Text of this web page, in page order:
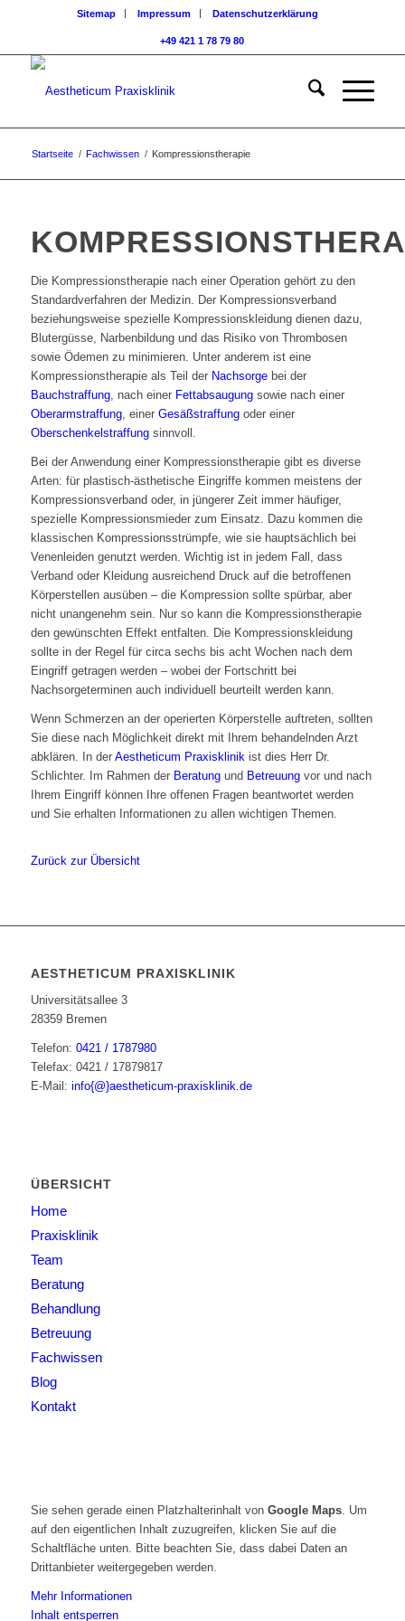
Sitemap Impressum Datenschutzerklärung
+49 421 1 78 79 80
Startseite / Fachwissen / Kompressionstherapie
Die Kompressionstherapie nach einer Operation gehört zu den
Standardverfahren der Medizin. Der Kompressionsverband
beziehungsweise spezielle Kompressionskleidung dienen dazu,
Blutergüsse, Narbenbildung und das Risiko von Thrombosen
sowie Ödemen zu minimieren. Unter anderem ist eine
Kompressionstherapie als Teil der Nachsorgebei der
Bauchstraffung, nach einer Fettabsaugungsowie nach einer
Oberarmstraffung, einer Gesäßstraffungoder einer
Oberschenkelstraffungsinnvoll.
Bei der Anwendung einer Kompressionstherapie gibt es diverse
Arten: für plastisch-ästhetische Eingriffe kommen meistens der
Kompressionsverband oder, in jüngerer Zeit immer häufiger,
spezielle Kompressionsmieder zum Einsatz. Dazu kommen die
klassischen Kompressionsstrümpfe, wie sie hauptsächlich bei
Venenleiden genutzt werden. Wichtig ist in jedem Fall, dass
Verband oder Kleidung ausreichend Druck auf die betroffenen
Körperstellen ausüben – die Kompression sollte spürbar, aber
nicht unangenehm sein. Nur so kann die Kompressionstherapie
den gewünschten Effekt entfalten. Die Kompressionskleidung
sollte in der Regel für circa sechs bis acht Wochen nach dem
Eingriff getragen werden – wobei der Fortschritt bei
Nachsorgeterminen auch individuell beurteilt werden kann.
Wenn Schmerzen an der operierten Körperstelle auftreten, sollten
Sie diese nach Möglichkeit direkt mit Ihrem behandelnden Arzt
abklären. In der Aestheticum Praxisklinikist dies Herr Dr.
Schlichter. Im Rahmen der Beratungund Betreuungvor und nach
Ihrem Eingriff können Ihre offenen Fragen beantwortet werden
und Sie erhalten Informationen zu allen wichtigen Themen.
Zurück zur Übersicht
AESTHETICUM PRAXISKLINIK
Universitätsallee 3
28359 Bremen
Telefon: 0421 / 1787980
Telefax: 0421 / 17879817
E-Mail: info{@}aestheticum-praxisklinik.de
ÜBERSICHT
Home
Praxisklinik
Team
Beratung
Behandlung
Betreuung
Fachwissen
Blog
Kontakt
Sie sehen gerade einen Platzhalterinhalt von Google Maps. Um
auf den eigentlichen Inhalt zuzugreifen, klicken Sie auf die
Schaltfläche unten. Bitte beachten Sie, dass dabei Daten an
Drittanbieter weitergegeben werden.
Mehr Informationen
Inhalt entsperren